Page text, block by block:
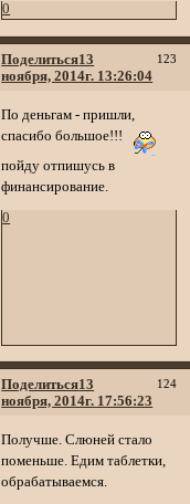
0
Поделиться 123
13
ноября, 2014г. 13:26:04
По деньгам - пришли,
спасибо большое!!!
пойду отпишусь в
финансирование.
0
Поделиться 124
13
ноября, 2014г. 17:56:23
Получше. Слюней стало
поменьше. Едим таблетки,
обрабатываемся.